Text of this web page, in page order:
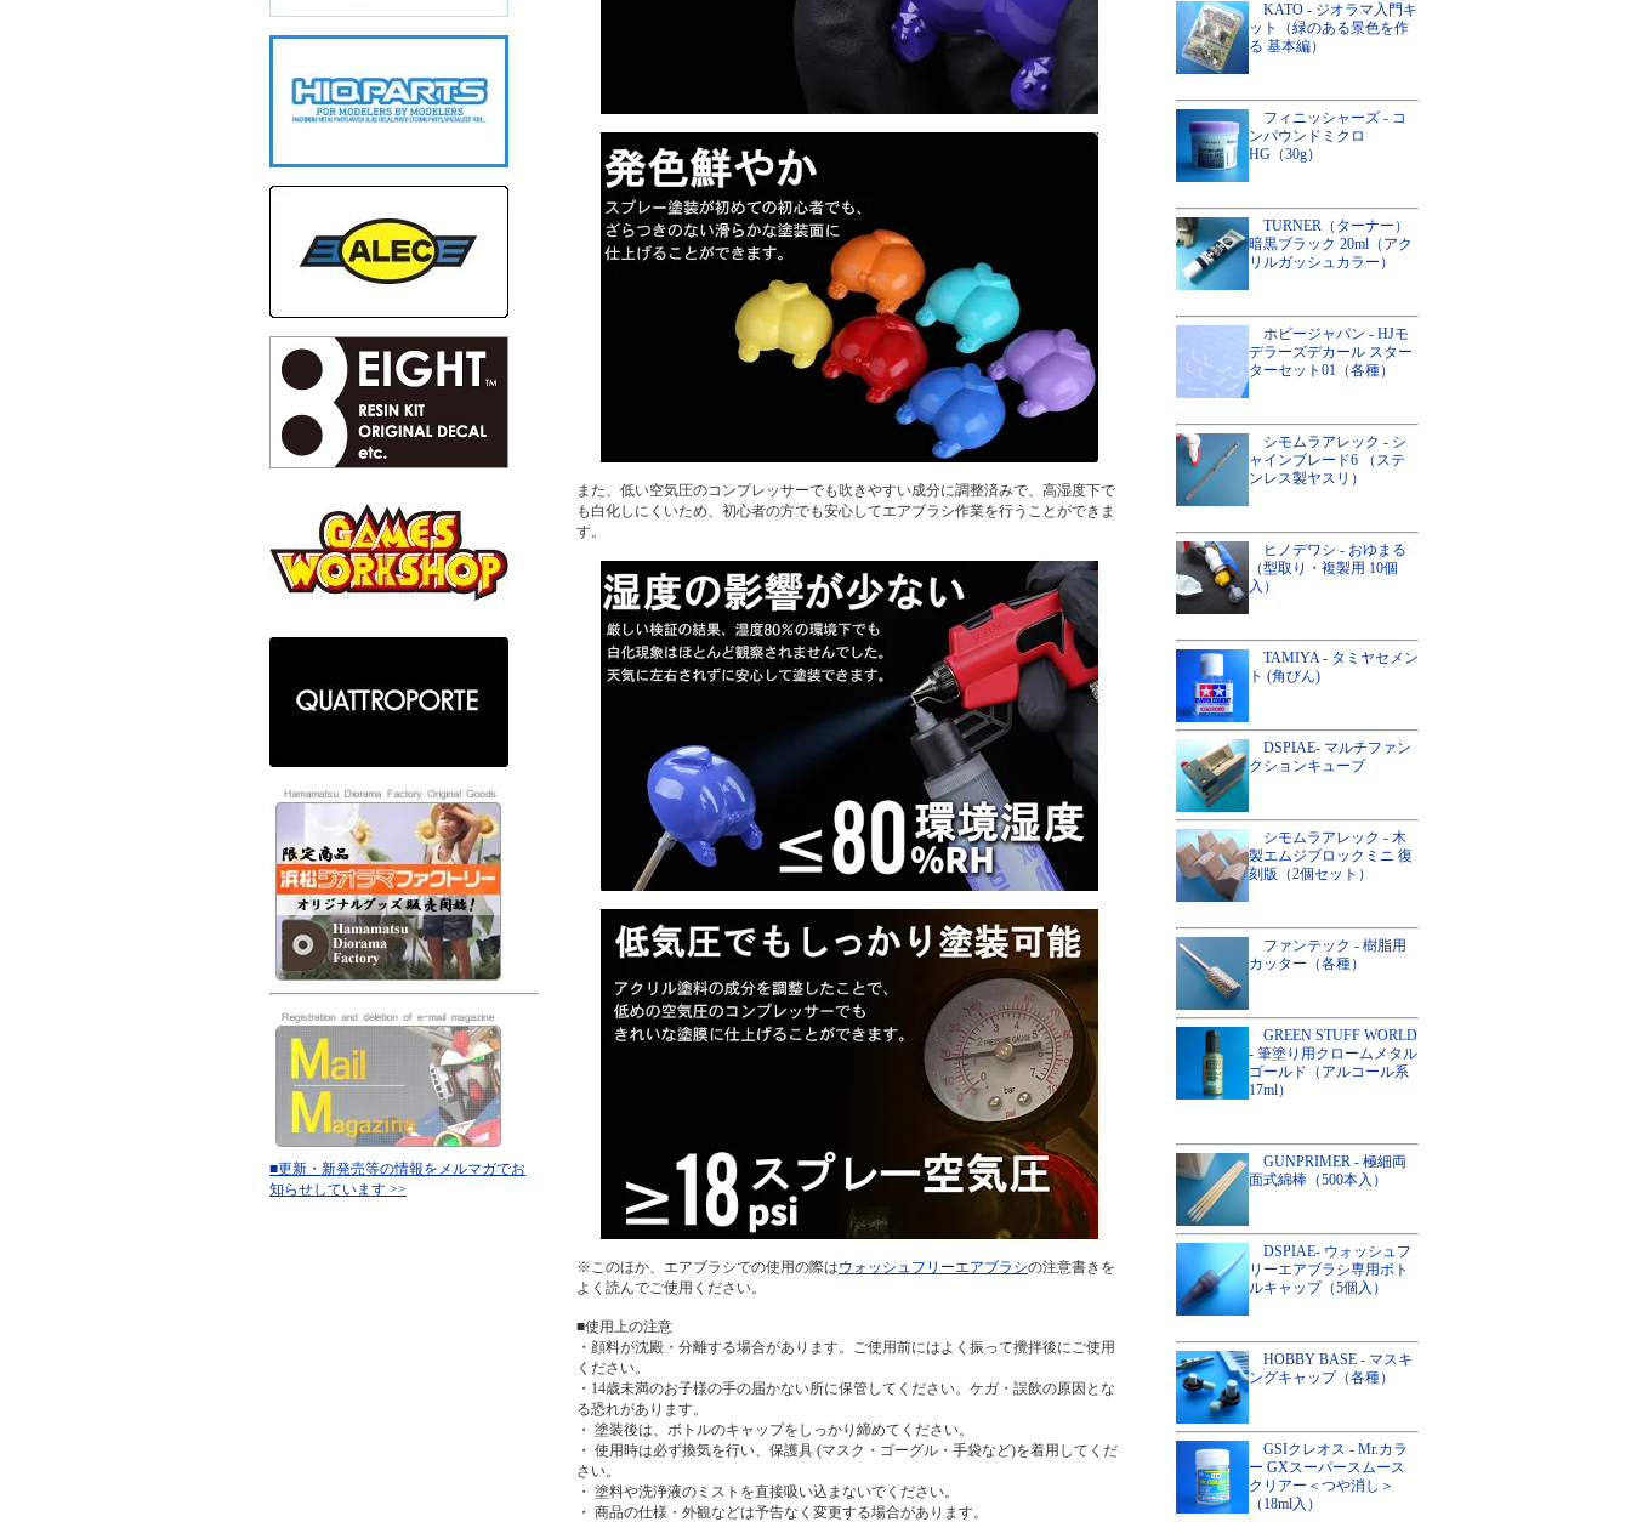
■更新・新発売等の情報をメルマガでお
知らせしています >>
また、低い空気圧のコンプレッサーでも吹きやすい成分に調整済みで、高湿度下で
も白化しにくいため、初心者の方でも安心してエアブラシ作業を行うことができま
す。
※このほか、エアブラシでの使用の際はウォッシュフリーエアブラシの注意書きを
よく読んでご使用ください。
■使用上の注意
・顔料が沈殿・分離する場合があります。ご使用前にはよく振って攪拌後にご使用
ください。
・14歳未満のお子様の手の届かない所に保管してください。ケガ・誤飲の原因とな
る恐れがあります。
・ 塗装後は、ボトルのキャップをしっかり締めてください。
・ 使用時は必ず換気を行い、保護具 (マスク・ゴーグル・手袋など)を着用してくだ
さい。
・ 塗料や洗浄液のミストを直接吸い込まないでください。
・ 商品の仕様・外観などは予告なく変更する場合があります。
KATO - ジオラマ入門キ
ット（緑のある景色を作
る 基本編）
フィニッシャーズ - コ
ンパウンドミクロ
HG（30g）
TURNER（ターナー）
暗黒ブラック 20ml（アク
リルガッシュカラー）
ホビージャパン - HJモ
デラーズデカール スター
ターセット01（各種）
シモムラアレック - シ
ャインブレード6 （ステ
ンレス製ヤスリ）
ヒノデワシ - おゆまる
（型取り・複製用 10個
入）
TAMIYA - タミヤセメン
ト (角びん)
DSPIAE- マルチファン
クションキューブ
シモムラアレック - 木
製エムジブロックミニ 復
刻版（2個セット）
ファンテック - 樹脂用
カッター（各種）
GREEN STUFF WORLD
- 筆塗り用クロームメタル
ゴールド（アルコール系
17ml）
GUNPRIMER - 極細両
面式綿棒（500本入）
DSPIAE- ウォッシュフ
リーエアブラシ専用ボト
ルキャップ（5個入）
HOBBY BASE - マスキ
ングキャップ（各種）
GSIクレオス - Mr.カラ
ー GXスーパースムース
クリアー＜つや消し＞
（18ml入）